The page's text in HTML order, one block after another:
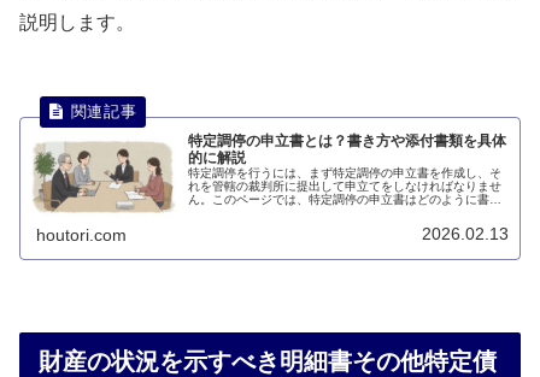
説明します。
特定調停の申立書とは？書き方や添付書類を具体
的に解説
特定調停を行うには、まず特定調停の申立書を作成し、そ
れを管轄の裁判所に提出して申立てをしなければなりませ
ん。このページでは、特定調停の申立書はどのように書け
houtori.com 2026.02.13
財産の状況を示すべき明細書その他特定債